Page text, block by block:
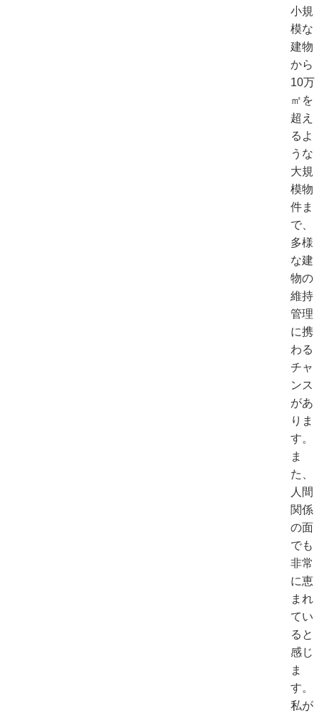
小規
模な
建物
から
10万
㎡を
超え
るよ
うな
大規
模物
件ま
で、
多様
な建
物の
維持
管理
に携
わる
チャ
ンス
があ
りま
す。
ま
た、
人間
関係
の面
でも
非常
に恵
まれ
てい
ると
感じ
ま
す。
私が